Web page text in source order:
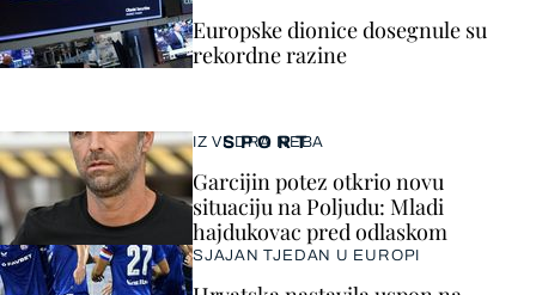
SPORT
IZ VEDRA NEBA
Garcijin potez otkrio novu
situaciju na Poljudu: Mladi
hajdukovac pred odlaskom
SJAJAN TJEDAN U EUROPI
Europske dionice dosegnule su
rekordne razine